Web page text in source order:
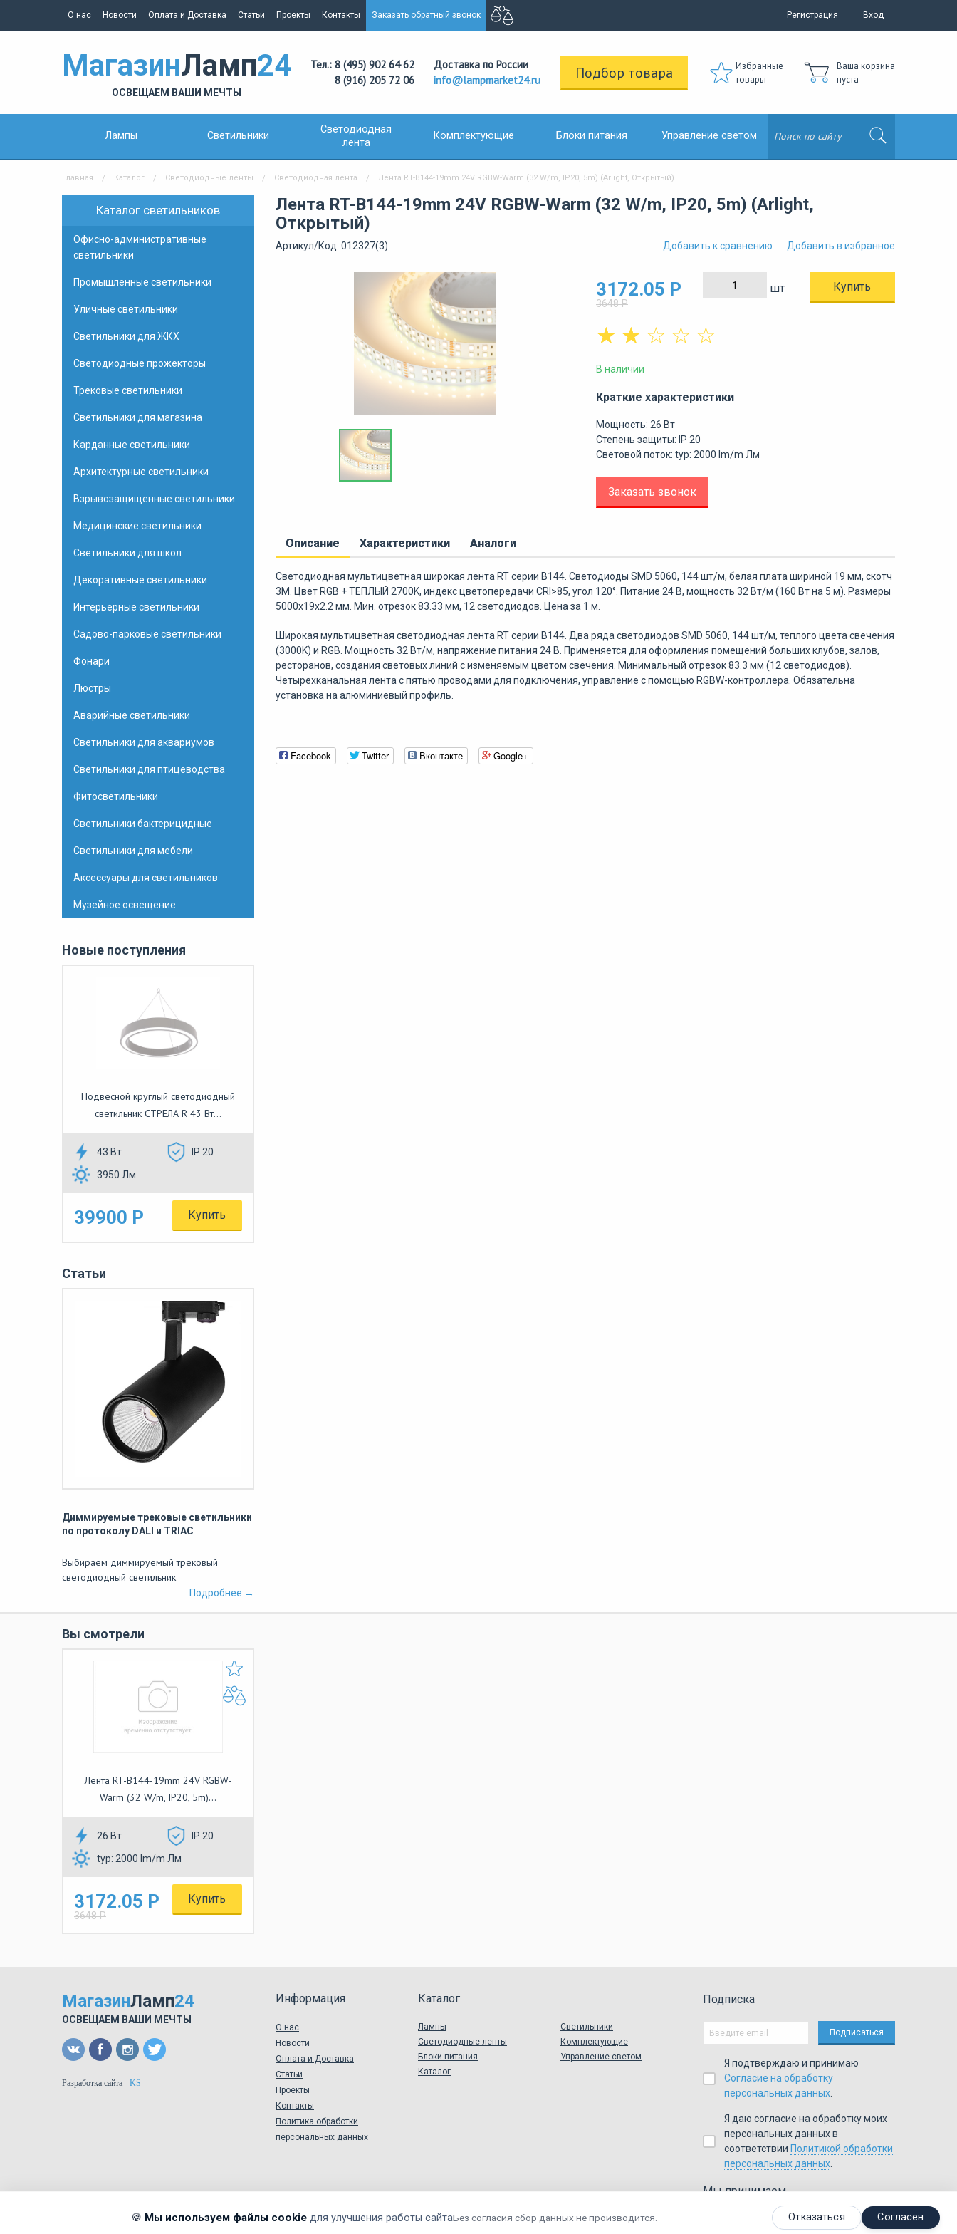
О нас Новости Оплата и Доставка Статьи Проекты Контакты Заказать обратный звонок Регистрация Вход
МагазинЛамп24
ОСВЕЩАЕМ ВАШИ МЕЧТЫ
Тел.: 8 (495) 902 64 62
8 (916) 205 72 06
Доставка по России
info@lampmarket24.ru
Подбор товара
Избранные
товары
Ваша корзина
пуста
Лампы Светильники
Светодиодная
лента
Комплектующие Блоки питания Управление светом
Главная Каталог Светодиодные ленты Светодиодная лента Лента RT-B144-19mm 24V RGBW-Warm (32 W/m, IP20, 5m) (Arlight, Открытый)
Каталог светильников
Офисно-административные
светильники
Промышленные светильники
Уличные светильники
Светильники для ЖКХ
Светодиодные прожекторы
Трековые светильники
Светильники для магазина
Карданные светильники
Архитектурные светильники
Взрывозащищенные светильники
Медицинские светильники
Светильники для школ
Декоративные светильники
Интерьерные светильники
Садово-парковые светильники
Фонари
Люстры
Аварийные светильники
Светильники для аквариумов
Светильники для птицеводства
Фитосветильники
Светильники бактерицидные
Светильники для мебели
Аксессуары для светильников
Музейное освещение
Новые поступления
Подвесной круглый светодиодный
светильник СТРЕЛА R 43 Вт...
43 Вт
IP 20
3950 Лм
39900 Р Купить
Статьи
Диммируемые трековые светильники
по протоколу DALI и TRIAC
Выбираем диммируемый трековый
светодиодный светильник
Подробнее →
Лента RT-B144-19mm 24V RGBW-Warm (32 W/m, IP20, 5m) (Arlight,
Открытый)
Артикул/Код: 012327(3) Добавить в избранное
Добавить к сравнению
3172.05 Р
3648 Р
шт Купить
☆
☆
☆
☆
☆
В наличии
Краткие характеристики
Мощность: 26 Вт
Степень защиты: IP 20
Световой поток: typ: 2000 lm/m Лм
Заказать звонок
Описание Характеристики Аналоги
Светодиодная мультицветная широкая лента RT серии B144. Светодиоды SMD 5060, 144 шт/м, белая плата шириной 19 мм, скотч
3M. Цвет RGB + ТЕПЛЫЙ 2700K, индекс цветопередачи CRI>85, угол 120°. Питание 24 В, мощность 32 Вт/м (160 Вт на 5 м). Размеры
5000x19x2.2 мм. Мин. отрезок 83.33 мм, 12 светодиодов. Цена за 1 м.
Широкая мультицветная светодиодная лента RT серии B144. Два ряда светодиодов SMD 5060, 144 шт/м, теплого цвета свечения
(3000K) и RGB. Мощность 32 Вт/м, напряжение питания 24 В. Применяется для оформления помещений больших клубов, залов,
ресторанов, создания световых линий с изменяемым цветом свечения. Минимальный отрезок 83.3 мм (12 светодиодов).
Четырехканальная лента с пятью проводами для подключения, управление с помощью RGBW-контроллера. Обязательна
установка на алюминиевый профиль.
Facebook Twitter Вконтакте Google+
Вы смотрели
Лента RT-B144-19mm 24V RGBW-
Warm (32 W/m, IP20, 5m)...
26 Вт
IP 20
typ: 2000 lm/m Лм
3172.05 Р
3648 Р
Купить
МагазинЛамп24
ОСВЕЩАЕМ ВАШИ МЕЧТЫ
Разработка сайта - KS
Информация
О нас
Новости
Оплата и Доставка
Статьи
Проекты
Контакты
Политика обработки
персональных данных
Каталог
Лампы
Светильники
Светодиодные ленты
Комплектующие
Блоки питания
Управление светом
Каталог
Подписка
Я подтверждаю и принимаю
Согласие на обработку
персональных данных
Я даю согласие на обработку моих
персональных данных в
соответствии Политикой обработки
персональных данных
Мы принимаем
Visa, MasterCard,WebMoney
🍪 Мы используем файлы cookie для улучшения работы сайтаБез согласия сбор данных не производится. Отказаться Согласен